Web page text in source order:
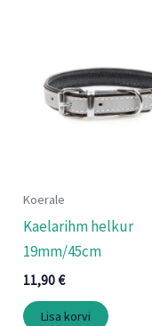
Koerale
Kaelarihm helkur
19mm/45cm
11,90€
Lisa korvi